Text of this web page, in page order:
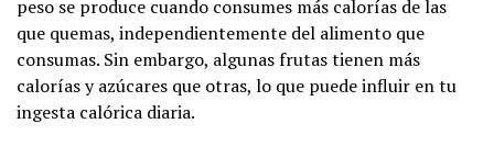
peso se produce cuando consumes más calorías de las
que quemas, independientemente del alimento que
consumas. Sin embargo, algunas frutas tienen más
calorías y azúcares que otras, lo que puede influir en tu
ingesta calórica diaria.